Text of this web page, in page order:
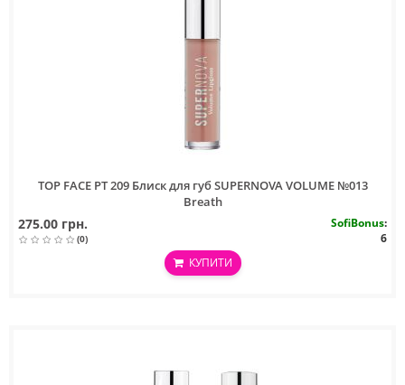
TOP FACE PT 209 Блиск для губ SUPERNOVA VOLUME №013
Breath
275.00 грн.
(0)
SofiBonus:
6
КУПИТИ